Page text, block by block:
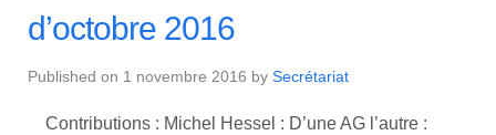
d’octobre 2016
Published on 1 novembre 2016 by Secrétariat
Contributions : Michel Hessel : D’une AG l’autre :